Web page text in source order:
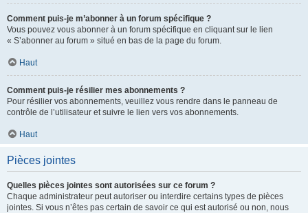
Comment puis-je m’abonner à un forum spécifique ?
Vous pouvez vous abonner à un forum spécifique en cliquant sur le lien
« S’abonner au forum » situé en bas de la page du forum.
Haut
Comment puis-je résilier mes abonnements ?
Pour résilier vos abonnements, veuillez vous rendre dans le panneau de
contrôle de l’utilisateur et suivre le lien vers vos abonnements.
Haut
Pièces jointes
Quelles pièces jointes sont autorisées sur ce forum ?
Chaque administrateur peut autoriser ou interdire certains types de pièces
jointes. Si vous n’êtes pas certain de savoir ce qui est autorisé ou non, nous